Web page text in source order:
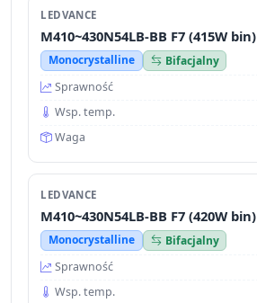
LEDVANCE
M410~430N54LB-BB F7 (415W bin)
Monocrystalline
Bifacjalny
Sprawność
Wsp. temp.
Waga
LEDVANCE
M410~430N54LB-BB F7 (420W bin)
Monocrystalline
Bifacjalny
Sprawność
Wsp. temp.